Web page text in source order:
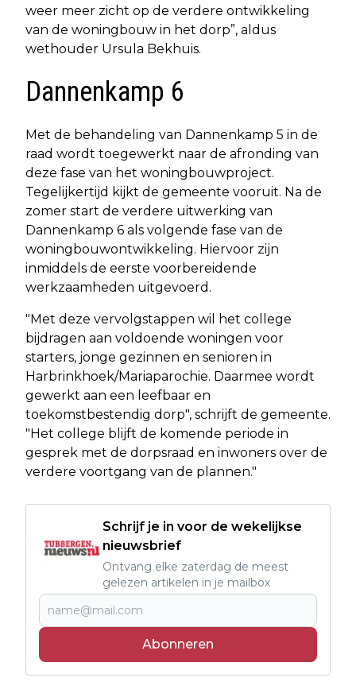
weer meer zicht op de verdere ontwikkeling
van de woningbouw in het dorp”, aldus
wethouder Ursula Bekhuis.
Dannenkamp 6
Met de behandeling van Dannenkamp 5 in de
raad wordt toegewerkt naar de afronding van
deze fase van het woningbouwproject.
Tegelijkertijd kijkt de gemeente vooruit. Na de
zomer start de verdere uitwerking van
Dannenkamp 6 als volgende fase van de
woningbouwontwikkeling. Hiervoor zijn
inmiddels de eerste voorbereidende
werkzaamheden uitgevoerd.
"Met deze vervolgstappen wil het college
bijdragen aan voldoende woningen voor
starters, jonge gezinnen en senioren in
Harbrinkhoek/Mariaparochie. Daarmee wordt
gewerkt aan een leefbaar en
toekomstbestendig dorp", schrijft de gemeente.
"Het college blijft de komende periode in
gesprek met de dorpsraad en inwoners over de
verdere voortgang van de plannen."
Schrijf je in voor de wekelijkse
nieuwsbrief
Ontvang elke zaterdag de meest
gelezen artikelen in je mailbox
Abonneren